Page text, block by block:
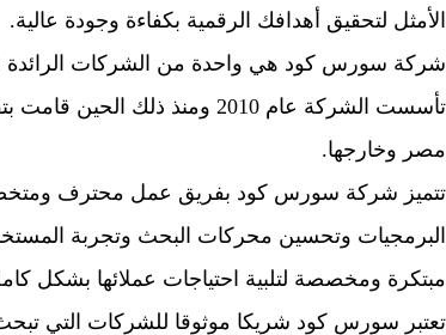
الأمثل لتحقيق أهدافك الرقمية بكفاءة وجودة عالية.
شركة سورس كود هي واحدة من الشركات الرائدة
تأسست الشركة عام 2010 ومنذ
مصر وخارجها.
تتميز شركة سورس كود بفريق عمل محترف
البرمجيات وتحسين محركات البحث وتجربة
مبتكرة ومخصصة لتلبية احتياجات عملائها بشكل
تعتبر سورس كود شريكا موثوقا للشركات التي